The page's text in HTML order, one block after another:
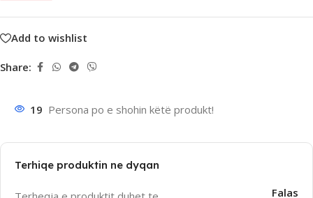
Add to wishlist
Share:
19 Persona po e shohin këtë produkt!
Terhiqe produktin ne dyqan
Falas